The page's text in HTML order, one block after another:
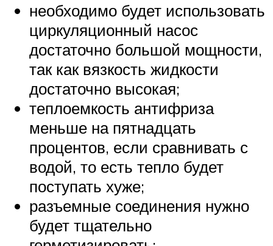
необходимо будет использовать
циркуляционный насос
достаточно большой мощности,
так как вязкость жидкости
достаточно высокая;
теплоемкость антифриза
меньше на пятнадцать
процентов, если сравнивать с
водой, то есть тепло будет
поступать хуже;
разъемные соединения нужно
будет тщательно